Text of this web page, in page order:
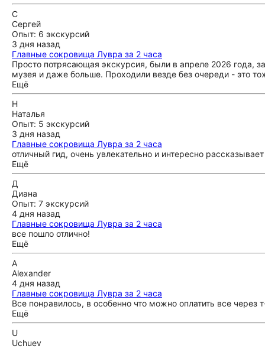
С
Сергей
Опыт: 6 экскурсий
3 дня назад
Главные сокровища Лувра за 2 часа
Просто потрясающая экскурсия, были в апреле 2026 года,
музея и даже больше. Проходили везде без очереди - это
Ещё
Н
Наталья
Опыт: 5 экскурсий
3 дня назад
Главные сокровища Лувра за 2 часа
отличный гид, очень увлекательно и интересно
Ещё
Д
Диана
Опыт: 7 экскурсий
4 дня назад
Главные сокровища Лувра за 2 часа
все пошло отлично!
Ещё
A
Alexander
4 дня назад
Главные сокровища Лувра за 2 часа
Все понравилось, в особенно что можно оплатить все через
Ещё
U
Uchuev